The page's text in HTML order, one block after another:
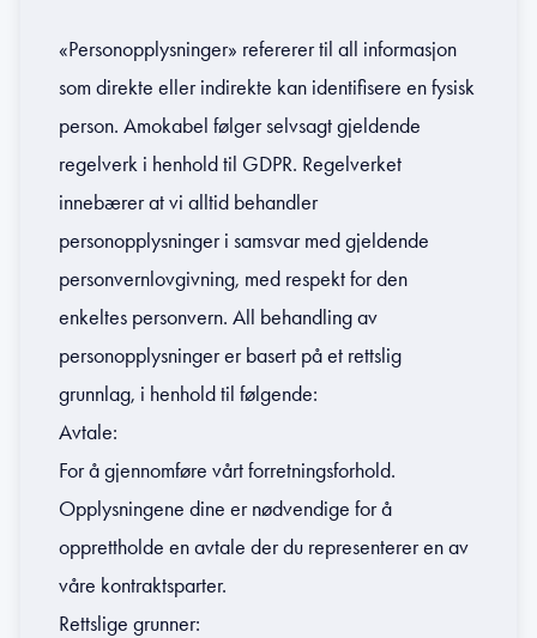
«Personopplysninger» refererer til all informasjon
som direkte eller indirekte kan identifisere en fysisk
person. Amokabel følger selvsagt gjeldende
regelverk i henhold til GDPR. Regelverket
innebærer at vi alltid behandler
personopplysninger i samsvar med gjeldende
personvernlovgivning, med respekt for den
enkeltes personvern. All behandling av
personopplysninger er basert på et rettslig
grunnlag, i henhold til følgende:
Avtale:
For å gjennomføre vårt forretningsforhold.
Opplysningene dine er nødvendige for å
opprettholde en avtale der du representerer en av
våre kontraktsparter.
Rettslige grunner: